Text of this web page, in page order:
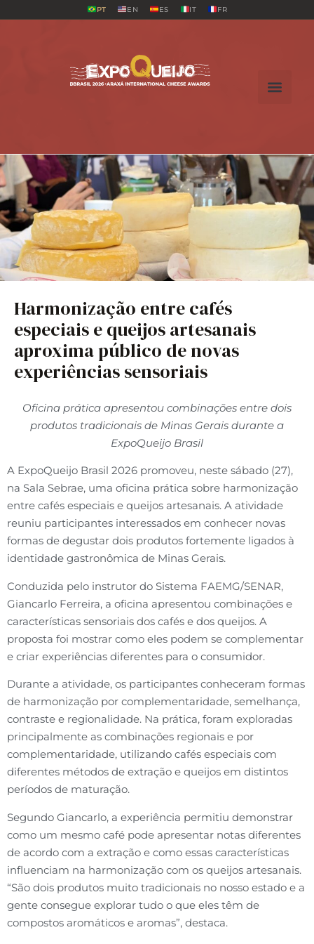
PT EN ES IT FR
Harmonização entre cafés
especiais e queijos artesanais
aproxima público de novas
experiências sensoriais
Oficina prática apresentou combinações entre dois
produtos tradicionais de Minas Gerais durante a
ExpoQueijo Brasil
A ExpoQueijo Brasil 2026 promoveu, neste sábado (27),
na Sala Sebrae, uma oficina prática sobre harmonização
entre cafés especiais e queijos artesanais. A atividade
reuniu participantes interessados em conhecer novas
formas de degustar dois produtos fortemente ligados à
identidade gastronômica de Minas Gerais.
Conduzida pelo instrutor do Sistema FAEMG/SENAR,
Giancarlo Ferreira, a oficina apresentou combinações e
características sensoriais dos cafés e dos queijos. A
proposta foi mostrar como eles podem se complementar
e criar experiências diferentes para o consumidor.
Durante a atividade, os participantes conheceram formas
de harmonização por complementaridade, semelhança,
contraste e regionalidade. Na prática, foram exploradas
principalmente as combinações regionais e por
complementaridade, utilizando cafés especiais com
diferentes métodos de extração e queijos em distintos
períodos de maturação.
Segundo Giancarlo, a experiência permitiu demonstrar
como um mesmo café pode apresentar notas diferentes
de acordo com a extração e como essas características
influenciam na harmonização com os queijos artesanais.
“São dois produtos muito tradicionais no nosso estado e a
gente consegue explorar tudo o que eles têm de
compostos aromáticos e aromas”, destaca.